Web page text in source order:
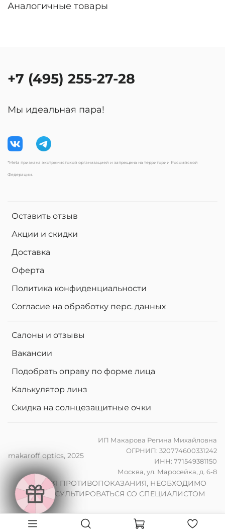
Аналогичные товары
Оставить отзыв
Акции и скидки
Доставка
Оферта
Политика конфиденциальности
Согласие на обработку перс. данных
Салоны и отзывы
Вакансии
Подобрать оправу по форме лица
Калькулятор линз
Скидка на солнцезащитные очки
+7 (495) 255-27-28
Мы идеальная пара!
*Meta признана экстремистской организацией и запрещена на территории Российской
Федерации.
makaroff optics, 2025
ИП Макарова Регина Михайловна
ОГРНИП: 320774600331242
ИНН: 771549381150
Москва, ул. Маросейка, д. 6-8
ИМЕЮТСЯ ПРОТИВОПОКАЗАНИЯ, НЕОБХОДИМО
ПРОКОНСУЛЬТИРОВАТЬСЯ СО СПЕЦИАЛИСТОМ
2
0
%
н
а
к
о
м
п
ь
ю
т
е
рн
ы
е
л
и
н
з
ы
п
р
и
з
а
к
а
з
е
о
ч
к
ов
2
0
%
н
а
ф
о
т
о
х
р
о
м
н
ы
е
л
и
н
з
ы
п
р
и
з
а
к
а
з
е
о
ч
к
ов